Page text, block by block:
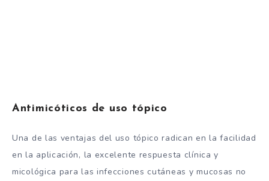
Antimicóticos de uso tópico
Una de las ventajas del uso tópico radican en la facilidad
en la aplicación, la excelente respuesta clínica y
micológica para las infecciones cutáneas y mucosas no